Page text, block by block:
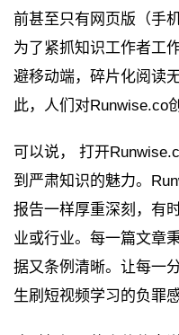
前甚至只有网页版（手
为了紧抓知识工作者工
避移动端，碎片化阅读
此，人们对Runwise.co
可以说， 打开
到严肃知识的魅力。
报告一样厚重深刻，有
业或行业。每一篇文章
据又条例清晰。让每一
生刷短视频学习的负罪感